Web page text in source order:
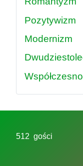
Pozytywizm
Modernizm
512 gości